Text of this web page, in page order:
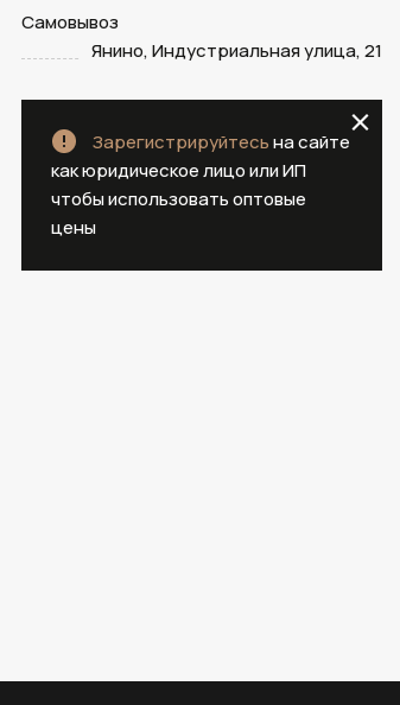
Самовывоз
Янино, Индустриальная улица, 21
Зарегистрируйтесьна сайте
как юридическое лицо или ИП
чтобы использовать оптовые
цены